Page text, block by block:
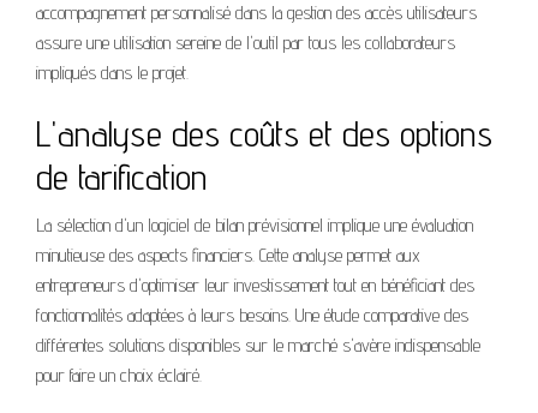
accompagnement personnalisé dans la gestion des accès utilisateurs
assure une utilisation sereine de l'outil par tous les collaborateurs
impliqués dans le projet.
L'analyse des coûts et des options
de tarification
La sélection d'un logiciel de bilan prévisionnel implique une évaluation
minutieuse des aspects financiers. Cette analyse permet aux
entrepreneurs d'optimiser leur investissement tout en bénéficiant des
fonctionnalités adaptées à leurs besoins. Une étude comparative des
différentes solutions disponibles sur le marché s'avère indispensable
pour faire un choix éclairé.